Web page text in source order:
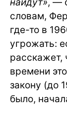
словам,
где-то в
угрожать:
расскажет,
времени
закону (до
было,